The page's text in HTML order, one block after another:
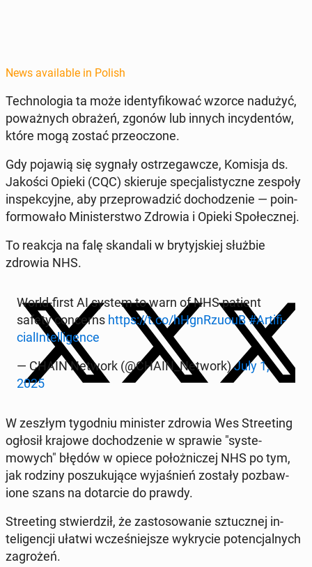
News available in Polish
Tech­nolo­gia ta może iden­ty­fikować wzorce nadużyć,
poważnych obrażeń, zgonów lub innych in­cy­den­tów,
które mogą zostać przeoc­zone.
Gdy pojawią się sygnały os­trze­gaw­cze, Komisja ds.
Jakości Opieki (CQC) skieru­je spec­jal­isty­czne zespoły
in­spekcyjne, aby przeprowadz­ić do­chodze­nie — poin­
for­mowało Min­is­terst­wo Zdrowia i Opieki Społecznej.
To reakcja na falę skan­dali w bry­tyjskiej służbie
zdrowia NHS.
World-first AI system to warn of NHS patient
safety con­cerns https://t.co/hHgn­Rzu­ouB#Ar­ti­fi­
cial­In­tel­li­gence
— CHAIN Network (@CHAIN_Network)July 1,
2025
W zeszłym ty­god­niu min­is­ter zdrowia Wes Street­ing
ogłosił krajowe do­chodze­nie w sprawie "sys­te­
mowych" błędów w opiece położniczej NHS po tym,
jak rodziny poszuku­jące wy­jaśnień zostały pozbaw­
ione szans na dotar­cie do prawdy.
Street­ing stwierdz­ił, że za­s­tosowanie sz­tucznej in­
teligencji ułatwi wcześniejsze wykrycie po­tenc­jal­nych
za­grożeń.